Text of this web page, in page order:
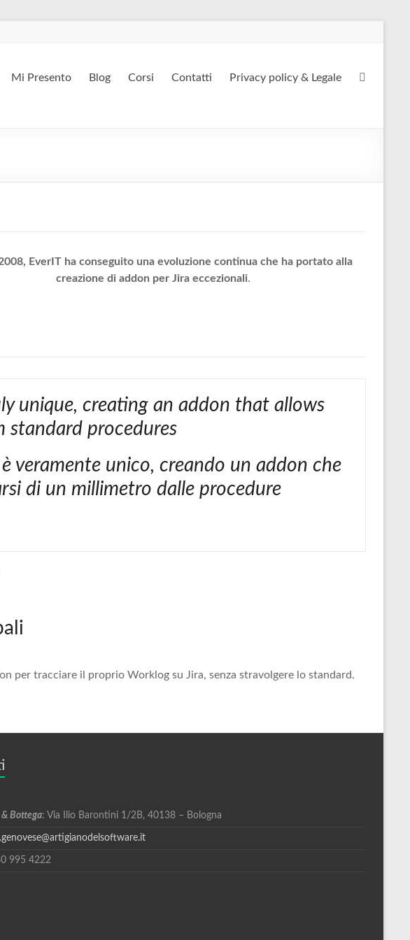
Mi Presento Blog Corsi Contatti Privacy policy & Legale
EverIT ha conseguito una evoluzione continua che ha portato alla
creazione di addon per Jira eccezionali.
unique, creating an addon that allows
procedures
veramente unico, creando un addon che
di un millimetro dalle procedure
per tracciare il proprio Worklog su Jira, senza stravolgere lo standard.
& Bottega: Via Ilio Barontini 1/2B, 40138 – Bologna
995 4222